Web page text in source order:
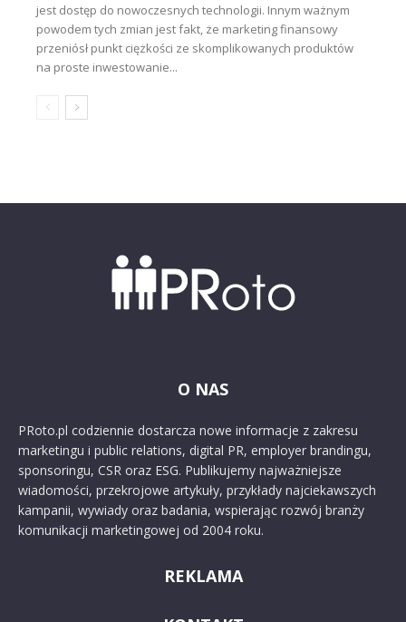
jest dostęp do nowoczesnych technologii. Innym ważnym
powodem tych zmian jest fakt, że marketing finansowy
przeniósł punkt ciężkości ze skomplikowanych produktów
na proste inwestowanie...
O NAS
PRoto.pl codziennie dostarcza nowe informacje z zakresu
marketingu i public relations, digital PR, employer brandingu,
sponsoringu, CSR oraz ESG. Publikujemy najważniejsze
wiadomości, przekrojowe artykuły, przykłady najciekawszych
kampanii, wywiady oraz badania, wspierając rozwój branży
komunikacji marketingowej od 2004 roku.
REKLAMA